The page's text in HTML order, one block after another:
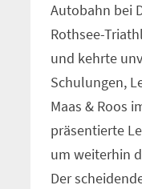
Autobahn bei
Rothsee-
und kehrte
Schulungen,
Maas & Roos
präsentierte
um weiterhin
Der